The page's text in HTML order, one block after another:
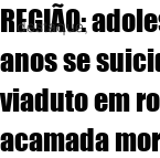
destaque,
REGIÃO:
anos se
viaduto em
acamada